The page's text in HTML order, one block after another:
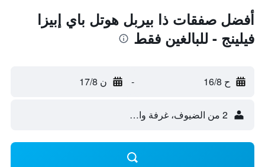
أفضل صفقات ذا بيربل هوتل باي إبيزا
فيلينج - للبالغين فقط
ح 16/8 - ن 17/8
2 من الضيوف، غرفة واحدة